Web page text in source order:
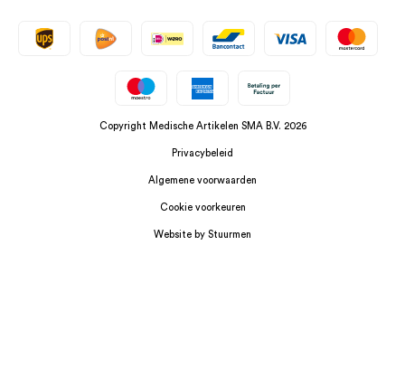
Copyright Medische Artikelen SMA B.V. 2026
Privacybeleid
Algemene voorwaarden
Cookie voorkeuren
Website by Stuurmen